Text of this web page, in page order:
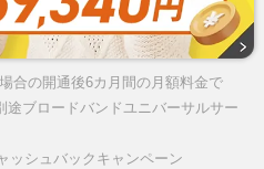
合の開通後6カ月間の月額料金で
ブロードバンドユニバーサルサー
ッシュバックキャンペーン